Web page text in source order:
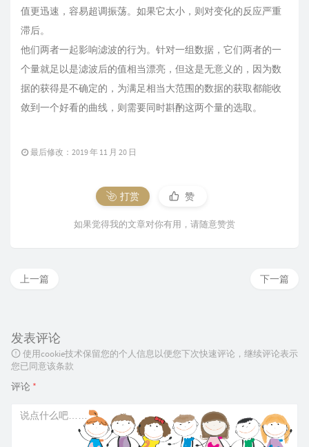
值更迅速，容易超调振荡。如果它太小，则对变化的反应严重
滞后。
他们两者一起影响滤波的行为。针对一组数据，它们两者的一
个量就足以是滤波后的值相当漂亮，但这是无意义的，因为数
据的获得是不确定的，为满足相当大范围的数据的获取都能收
敛到一个好看的曲线，则需要同时斟酌这两个量的选取。
最后修改：2019 年 11 月 20 日
打赏 赞
如果觉得我的文章对你有用，请随意赞赏
下一篇
上一篇
发表评论
使用cookie技术保留您的个人信息以便您下次快速评论，继续评论表示
您已同意该条款
评论 *